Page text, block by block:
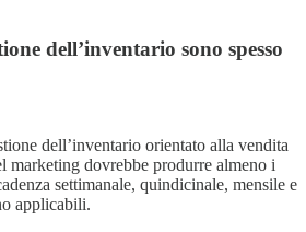
dell’inventario sono spesso
dell’inventario orientato alla vendita
marketing dovrebbe produrre almeno i
settimanale, quindicinale, mensile e
applicabili.